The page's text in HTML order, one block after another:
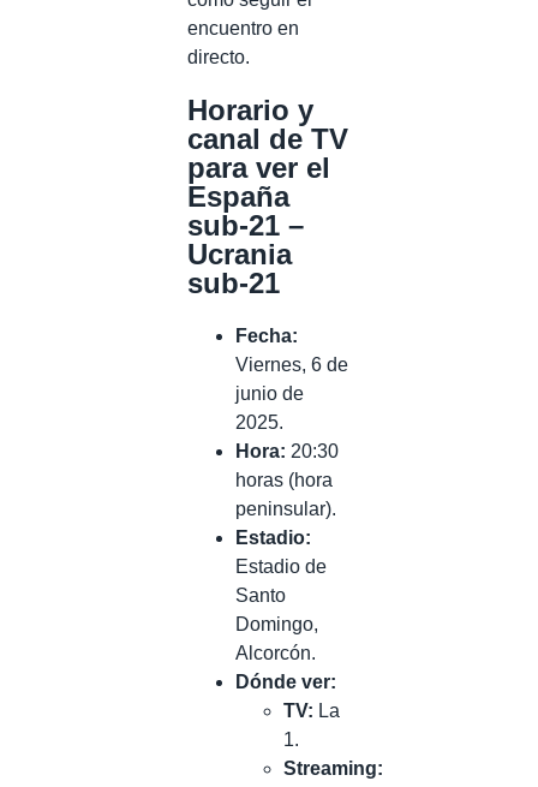
encuentro en
directo.
Horario y
canal de TV
para ver el
España
sub-21 –
Ucrania
sub-21
Fecha:
Viernes, 6 de
junio de
2025.
Hora: 20:30
horas (hora
peninsular).
Estadio:
Estadio de
Santo
Domingo,
Alcorcón.
Dónde ver:
TV: La
1.
Streaming: